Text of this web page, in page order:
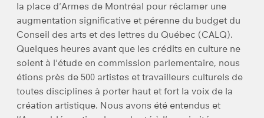
la place d'Armes de Montréal pour réclamer une
augmentation significative et pérenne du budget du
Conseil des arts et des lettres du Québec (CALQ).
Quelques heures avant que les crédits en culture ne
soient à l'étude en commission parlementaire, nous
étions près de 500 artistes et travailleurs culturels de
toutes disciplines à porter haut et fort la voix de la
création artistique. Nous avons été entendus et